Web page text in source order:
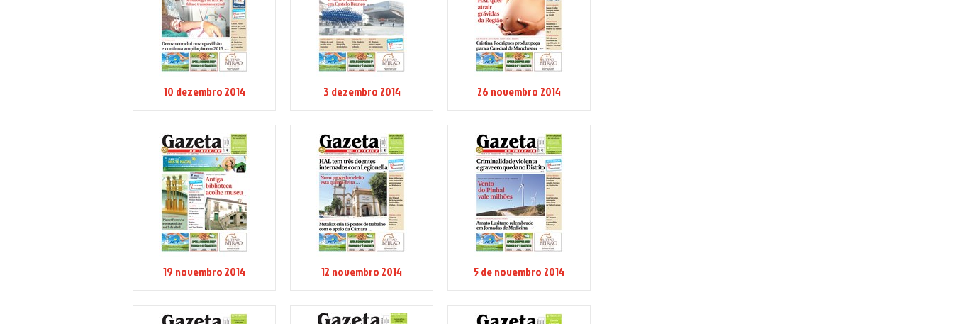
10 dezembro 2014 3 dezembro 2014 26 novembro 2014
19 novembro 2014 12 novembro 2014 5 de novembro 2014